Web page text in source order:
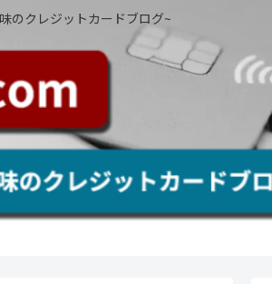
のクレジットカードブログ~